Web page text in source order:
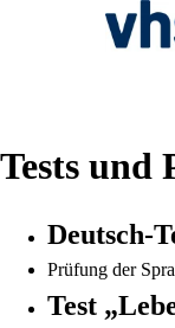
Tests und
Deutsch-
Prüfung der
Test